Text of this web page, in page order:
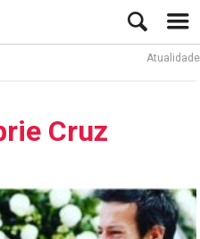
Atualidade
Cruz